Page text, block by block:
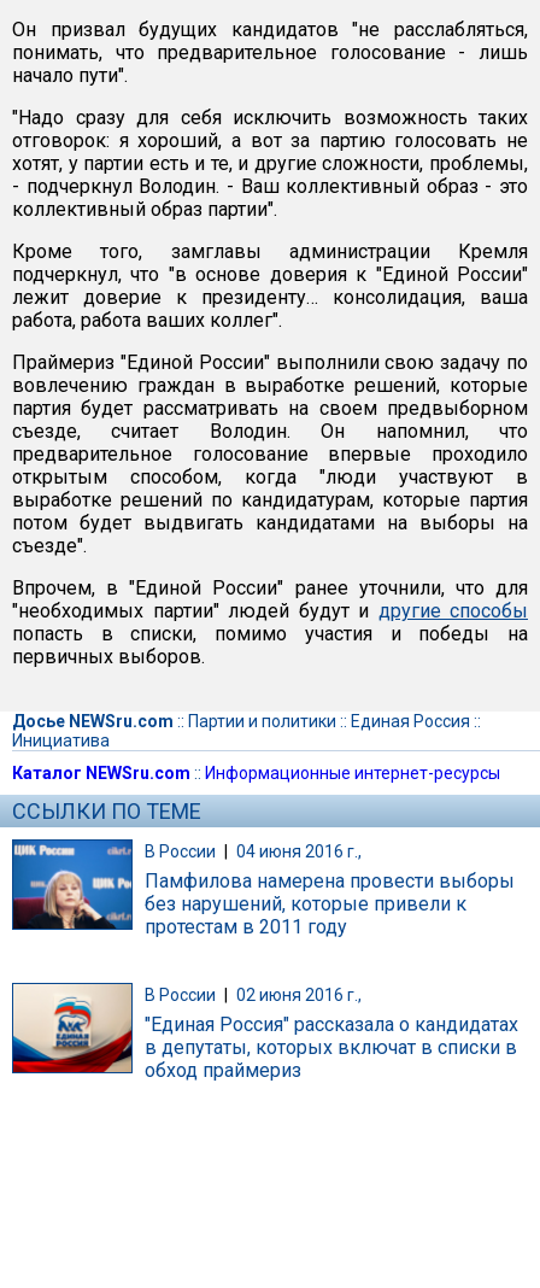
Он призвал будущих кандидатов "не расслабляться,
понимать, что предварительное голосование - лишь
начало пути".
"Надо сразу для себя исключить возможность таких
отговорок: я хороший, а вот за партию голосовать не
хотят, у партии есть и те, и другие сложности, проблемы,
- подчеркнул Володин. - Ваш коллективный образ - это
коллективный образ партии".
Кроме того, замглавы администрации Кремля
подчеркнул, что "в основе доверия к "Единой России"
лежит доверие к президенту… консолидация, ваша
работа, работа ваших коллег".
Праймериз "Единой России" выполнили свою задачу по
вовлечению граждан в выработке решений, которые
партия будет рассматривать на своем предвыборном
съезде, считает Володин. Он напомнил, что
предварительное голосование впервые проходило
открытым способом, когда "люди участвуют в
выработке решений по кандидатурам, которые партия
потом будет выдвигать кандидатами на выборы на
съезде".
Впрочем, в "Единой России" ранее уточнили, что для
"необходимых партии" людей будут и другие способы
попасть в списки, помимо участия и победы на
первичных выборов.
Досье NEWSru.com :: Партии и политики :: Единая Россия ::
Инициатива
Каталог NEWSru.com :: Информационные интернет-ресурсы
ССЫЛКИ ПО ТЕМЕ
В России | 04 июня 2016 г.,
Памфилова намерена провести выборы
без нарушений, которые привели к
протестам в 2011 году
В России 02 июня 2016 г.,
"Единая Россия" рассказала о кандидатах
в депутаты, которых включат в списки в
обход праймериз